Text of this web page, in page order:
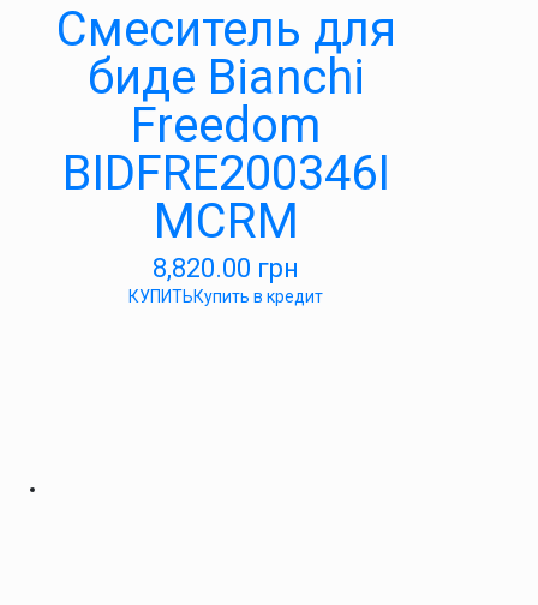
Смеситель для
биде Bianchi
Freedom
BIDFRE200346I
MCRM
8,820.00 грн
КУПИТЬКупить в кредит